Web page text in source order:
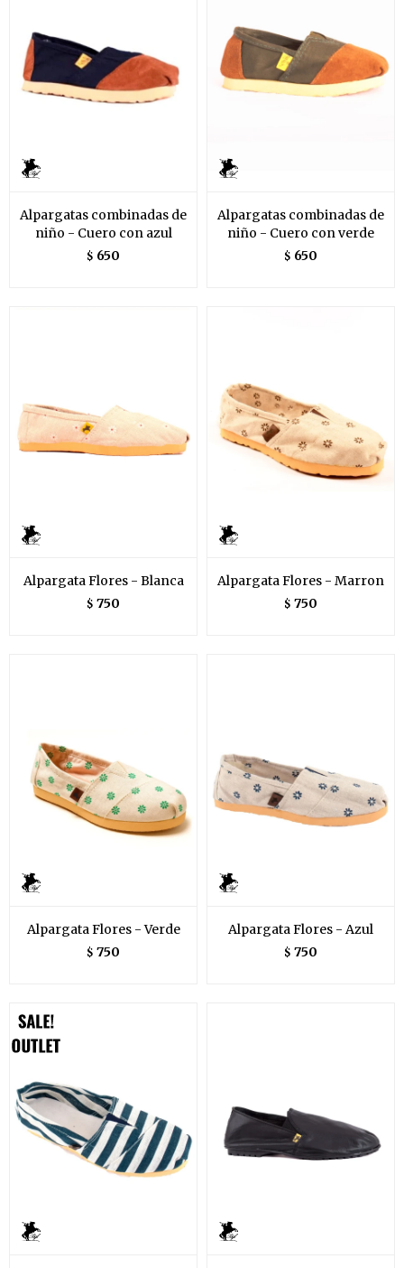
Alpargatas combinadas de
niño - Cuero con azul
$ 650
Alpargatas combinadas de
niño - Cuero con verde
$ 650
Alpargata Flores - Blanca
$ 750
Alpargata Flores - Marron
$ 750
Alpargata Flores - Verde
$ 750
Alpargata Flores - Azul
$ 750